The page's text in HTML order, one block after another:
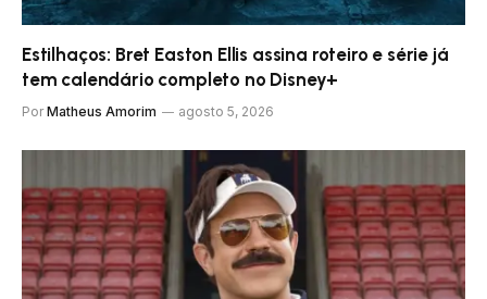
Estilhaços: Bret Easton Ellis assina roteiro e série já
tem calendário completo no Disney+
Por Matheus Amorim agosto 5, 2026